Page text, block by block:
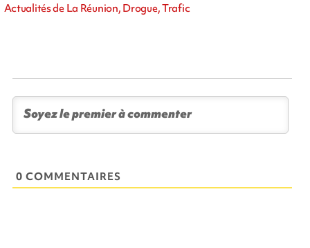
Actualités de La Réunion, Drogue, Trafic
0 COMMENTAIRES